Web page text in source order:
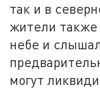
так и в
жители
небе и
могут